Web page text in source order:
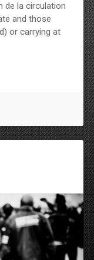
de la circulation
and those
or carrying at